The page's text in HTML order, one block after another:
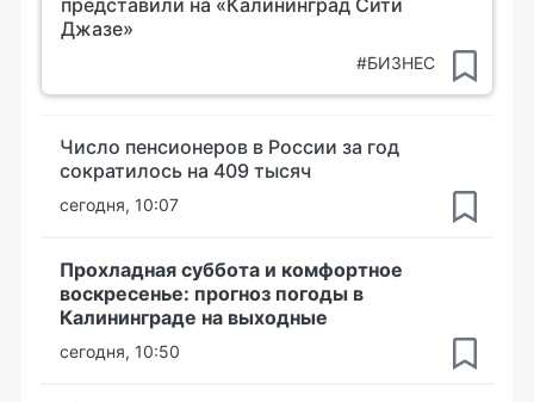
Джазе»
#БИЗНЕС
Число пенсионеров в России за год
сократилось на 409 тысяч
сегодня, 10:07
Прохладная суббота и комфортное
воскресенье: прогноз погоды в
Калининграде на выходные
сегодня, 10:50